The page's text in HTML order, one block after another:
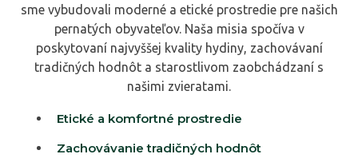
sme vybudovali moderné a etické prostredie pre našich
pernatých obyvateľov. Naša misia spočíva v
poskytovaní najvyššej kvality hydiny, zachovávaní
tradičných hodnôt a starostlivom zaobchádzaní s
našimi zvieratami.
Etické a komfortné prostredie
Zachovávanie tradičných hodnôt